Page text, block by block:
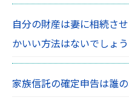
自分の財産は妻に相続さ
かいい方法はないでしょ
家族信託の確定申告は誰